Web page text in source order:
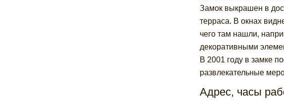
Замок выкрашен в
терраса. В окнах
чего там нашли,
декоративными
В 2001 году в замке
развлекательные
Адрес, часы